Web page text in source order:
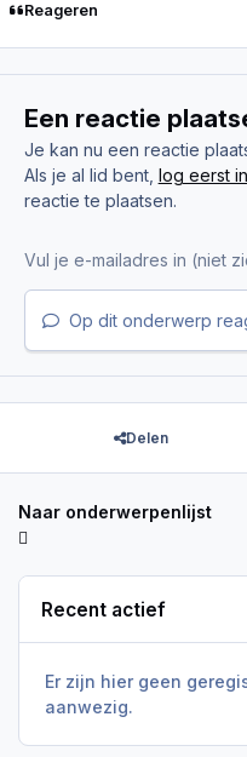
Reageren
Een reactie
Je kan nu een reactie
Als je al lid bent, log eerst in
reactie te plaatsen.
Op dit onderwerp
Delen
Naar onderwerpenlijst
Recent actief
Er zijn hier geen
aanwezig.